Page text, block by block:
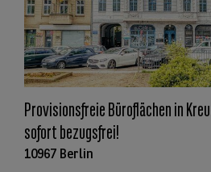
Provisionsfreie Büroflächen in
sofort bezugsfrei!
10967 Berlin